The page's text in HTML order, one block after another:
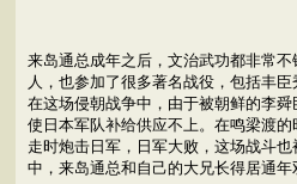
来岛通总成年之后，文治武功都非常
人，也参加了很多著名战役，包括丰
在这场侵朝战争中，由于被朝鲜的李
使日本军队补给供应不上。在鸣梁渡
走时炮击日军，日军大败，这场战斗
中，来岛通总和自己的大兄长得居通年